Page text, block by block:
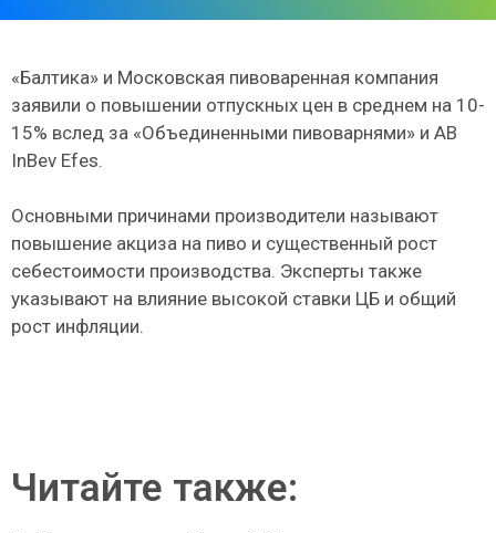
«Балтика» и Московская пивоваренная компания
заявили о повышении отпускных цен в среднем на 10-
15% вслед за «Объединенными пивоварнями» и AB
InBev Efes.
Основными причинами производители называют
повышение акциза на пиво и существенный рост
себестоимости производства. Эксперты также
указывают на влияние высокой ставки ЦБ и общий
рост инфляции.
Читайте также: